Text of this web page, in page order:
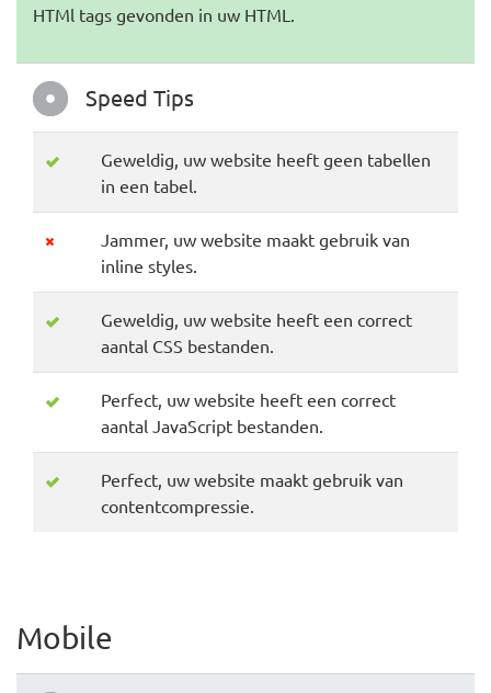
HTMl tags gevonden in uw HTML.
Speed Tips
Geweldig, uw website heeft geen tabellen
in een tabel.
Jammer, uw website maakt gebruik van
inline styles.
Geweldig, uw website heeft een correct
aantal CSS bestanden.
Perfect, uw website heeft een correct
aantal JavaScript bestanden.
Perfect, uw website maakt gebruik van
contentcompressie.
Mobile